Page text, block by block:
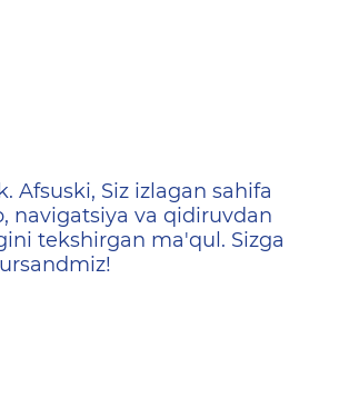
Afsuski, Siz izlagan sahifa
navigatsiya va qidiruvdan
tekshirgan ma'qul. Sizga